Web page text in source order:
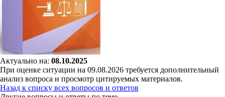
Актуально на: 08.10.2025
При оценке ситуации на 09.08.2026 требуется дополнительный
анализ вопроса и просмотр цитируемых материалов.
Назад к списку всех вопросов и ответов